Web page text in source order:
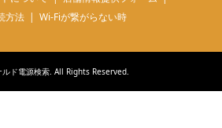
方法
Wi-Fiが繋がらない時
ルド電源検索. All Rights Reserved.